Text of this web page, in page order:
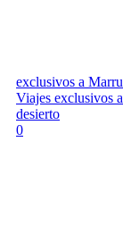
exclusivos a
Viajes exclusivos
desierto
0